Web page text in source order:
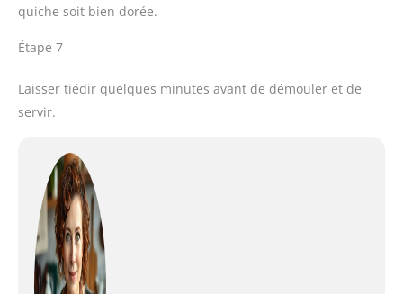
quiche soit bien dorée.
Étape 7
Laisser tiédir quelques minutes avant de démouler et de
servir.